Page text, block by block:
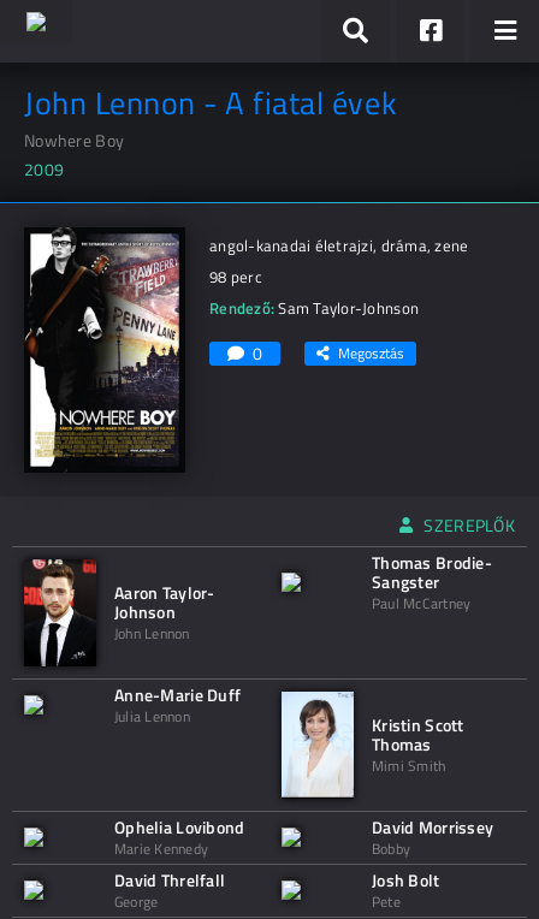
John Lennon - A fiatal évek
Nowhere Boy
2009
angol-kanadai életrajzi, dráma, zene
98 perc
Rendező:Sam Taylor-Johnson
0 Megosztás
SZEREPLŐK
Aaron Taylor-
Johnson
John Lennon
Thomas Brodie-
Sangster
Paul McCartney
Anne-Marie Duff
Julia Lennon Kristin Scott
Thomas
Mimi Smith
Ophelia Lovibond
Marie Kennedy
David Morrissey
Bobby
David Threlfall
George
Josh Bolt
Pete